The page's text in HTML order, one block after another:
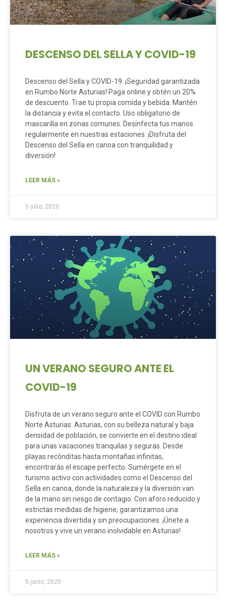
DESCENSO DEL SELLA Y COVID-19
Descenso del Sella y COVID-19: ¡Seguridad garantizada
en Rumbo Norte Asturias! Paga online y obtén un 20%
de descuento. Trae tu propia comida y bebida. Mantén
la distancia y evita el contacto. Uso obligatorio de
mascarilla en zonas comunes. Desinfecta tus manos
regularmente en nuestras estaciones. ¡Disfruta del
Descenso del Sella en canoa con tranquilidad y
diversión!
LEER MÁS »
5 julio, 2020
UN VERANO SEGURO ANTE EL
COVID-19
Disfruta de un verano seguro ante el COVID con Rumbo
Norte Asturias. Asturias, con su belleza natural y baja
densidad de población, se convierte en el destino ideal
para unas vacaciones tranquilas y seguras. Desde
playas recónditas hasta montañas infinitas,
encontrarás el escape perfecto. Sumérgete en el
turismo activo con actividades como el Descenso del
Sella en canoa, donde la naturaleza y la diversión van
de la mano sin riesgo de contagio. Con aforo reducido y
estrictas medidas de higiene, garantizamos una
experiencia divertida y sin preocupaciones. ¡Únete a
nosotros y vive un verano inolvidable en Asturias!
LEER MÁS »
5 junio, 2020